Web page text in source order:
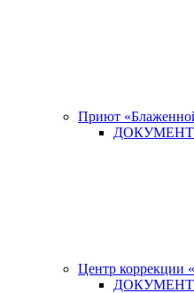
Приют
Центр коррекции